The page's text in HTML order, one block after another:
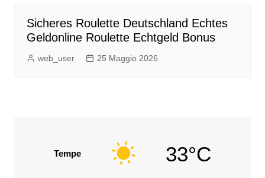
Sicheres Roulette Deutschland Echtes
Geldonline Roulette Echtgeld Bonus
web_user 25 Maggio 2026
Tempe 33°C